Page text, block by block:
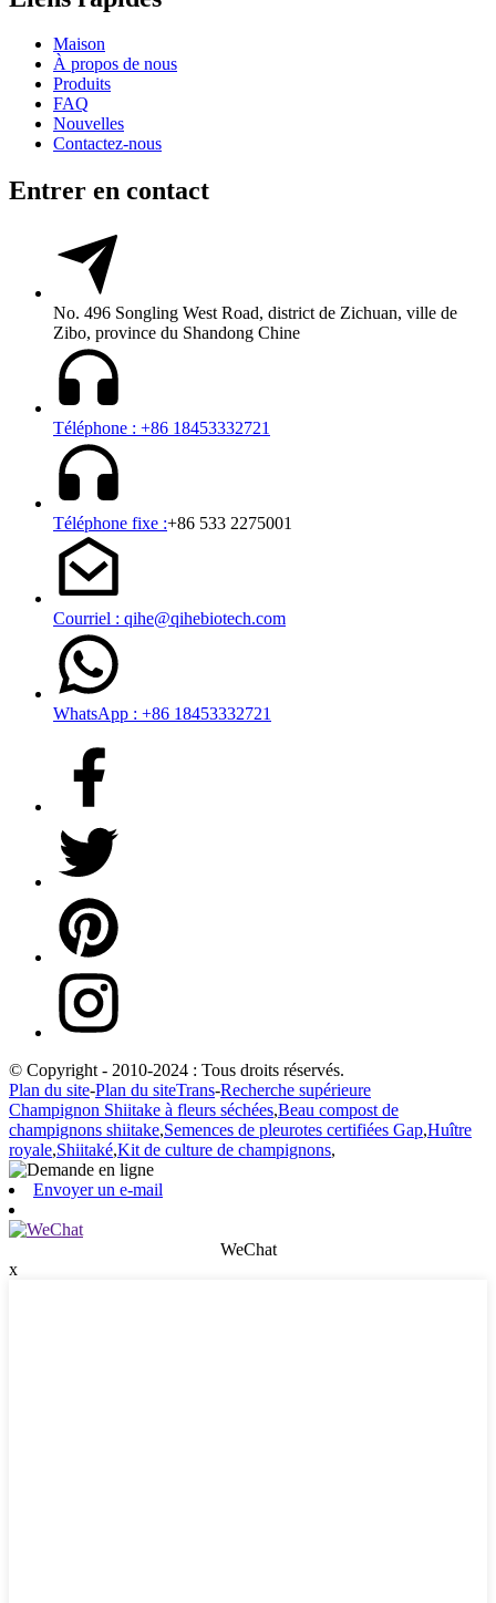
Maison
À propos de nous
Produits
FAQ
Nouvelles
Contactez-nous
Entrer en contact
No. 496 Songling West Road, district de Zichuan, ville de
Zibo, province du Shandong Chine
Téléphone : +86 18453332721
Téléphone fixe :+86 533 2275001
Courriel : qihe@qihebiotech.com
WhatsApp : +86 18453332721
© Copyright - 2010-2024 : Tous droits réservés.
Plan du site-Plan du siteTrans-Recherche supérieure
Champignon Shiitake à fleurs séchées,Beau compost de
champignons shiitake,Semences de pleurotes certifiées Gap,Huître
royale,Shiitaké,Kit de culture de champignons,
Envoyer un e-mail
WeChat
x